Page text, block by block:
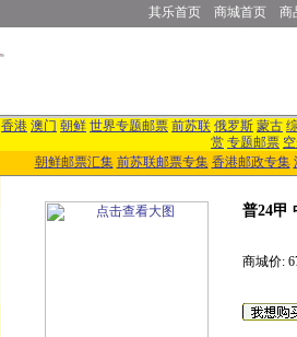
其乐首页 商城首页 商
香港 澳门 朝鲜 世界专题邮票 前苏联 俄罗斯 蒙古
赏 专题邮票
朝鲜邮票汇集 前苏联邮票专集 香港邮政专集
普24甲
商城价: